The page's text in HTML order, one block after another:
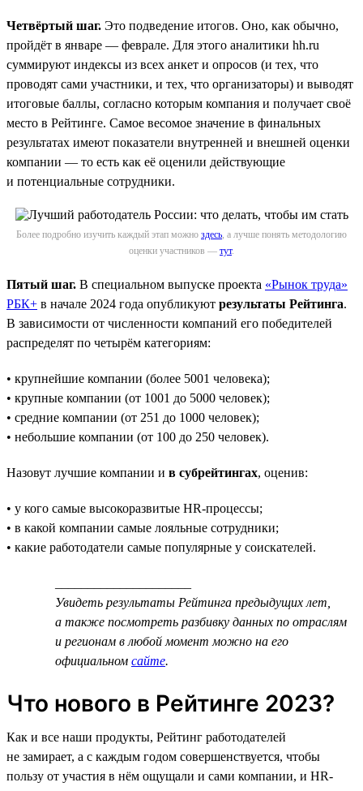
Четвёртый шаг. Это подведение итогов. Оно, как обычно,
пройдёт в январе — феврале. Для этого аналитики hh.ru
суммируют индексы из всех анкет и опросов (и тех, что
проводят сами участники, и тех, что организаторы) и выводят
итоговые баллы, согласно которым компания и получает своё
место в Рейтинге. Самое весомое значение в финальных
результатах имеют показатели внутренней и внешней оценки
компании — то есть как её оценили действующие
и потенциальные сотрудники.
Более подробно изучить каждый этап можно здесь, а лучше понять методологию
оценки участников — тут.
Пятый шаг. В специальном выпуске проекта «Рынок труда»
РБК+ в начале 2024 года опубликуют результаты Рейтинга.
В зависимости от численности компаний его победителей
распределят по четырём категориям:
• крупнейшие компании (более 5001 человека);
• крупные компании (от 1001 до 5000 человек);
• средние компании (от 251 до 1000 человек);
• небольшие компании (от 100 до 250 человек).
Назовут лучшие компании и в субрейтингах, оценив:
• у кого самые высокоразвитые HR-процессы;
• в какой компании самые лояльные сотрудники;
• какие работодатели самые популярные у соискателей.
Увидеть результаты Рейтинга предыдущих лет,
а также посмотреть разбивку данных по отраслям
и регионам в любой момент можно на его
официальном сайте.
Что нового в Рейтинге 2023?
Как и все наши продукты, Рейтинг работодателей
не замирает, а с каждым годом совершенствуется, чтобы
пользу от участия в нём ощущали и сами компании, и HR-